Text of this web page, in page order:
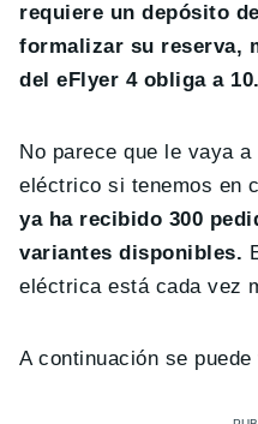
requiere un depósito
formalizar su reserva,
del eFlyer 4 obliga a
No parece que le vaya
eléctrico si tenemos en
ya ha recibido 300
variantes disponibles.
eléctrica está cada vez
A continuación se